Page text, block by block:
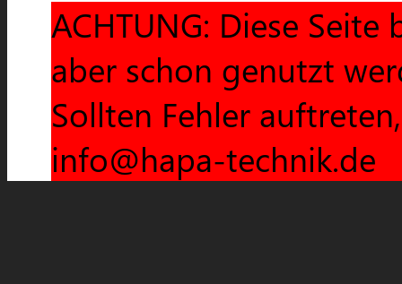
ACHTUNG: Diese
aber schon genutzt
Sollten Fehler
info@hapa-technik.de